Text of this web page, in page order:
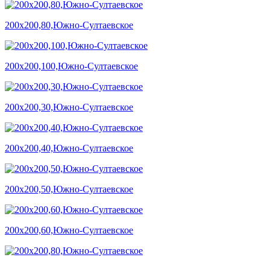
200х200,80,Южно-Султаевское
200х200,100,Южно-Султаевское
200х200,30,Южно-Султаевское
200х200,40,Южно-Султаевское
200х200,50,Южно-Султаевское
200х200,60,Южно-Султаевское